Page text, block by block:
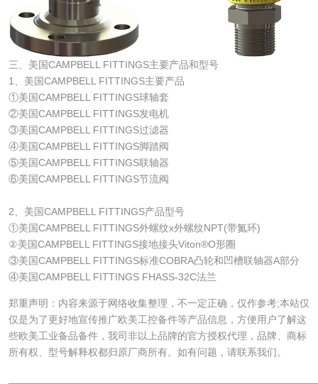
三、美国CAMPBELL FITTINGS主要产品和型号
1、美国CAMPBELL FITTINGS主要产品
①美国CAMPBELL FITTINGS球轴套
②美国CAMPBELL FITTINGS发电机
③美国CAMPBELL FITTINGS过滤器
④美国CAMPBELL FITTINGS脚踏阀
⑤美国CAMPBELL FITTINGS联轴器
⑥美国CAMPBELL FITTINGS节流阀
2、美国CAMPBELL FITTINGS产品型号
①美国CAMPBELL FITTINGS外螺纹x外螺纹NPT(带氮环)
②美国CAMPBELL FITTINGS接地接头Viton®O形圈
③美国CAMPBELL FITTINGS标准COBRA凸轮和凹槽联轴器A部分
④美国CAMPBELL FITTINGS FHASS-32C法兰
郑重声明：内容来源于网络收集整理，不一定正确，仅作参考;本站仅
仅是为了更好地宣传推广欧美工控备件等产品信息，方便用户了解这
些欧美工业备品备件，我司非以上品牌的官方授权代理，品牌、商标
所有权、型号解释权都归原厂商所有。如有问题，请联系我们。